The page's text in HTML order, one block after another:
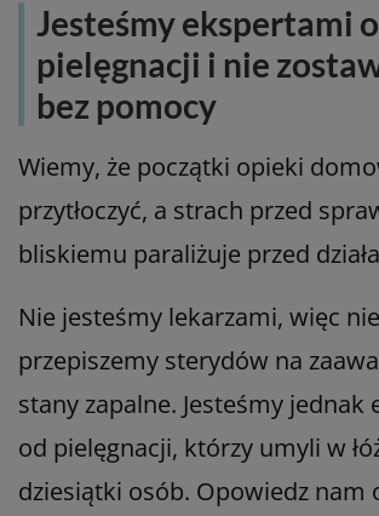
Jesteśmy ekspertami
pielęgnacji i nie
bez pomocy
Wiemy, że początki opieki
przytłoczyć, a strach przed
bliskiemu paraliżuje przed
Nie jesteśmy lekarzami, więc nie
przepiszemy sterydów na
stany zapalne. Jesteśmy jednak
od pielęgnacji, którzy umyli w
dziesiątki osób. Opowiedz nam